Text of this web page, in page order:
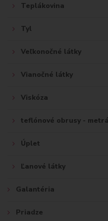
Teplákovina
Tyl
Veľkonočné látky
Vianočné látky
Viskóza
teflónové obrusy -
Úplet
Ľanové látky
Galantéria
Priadze